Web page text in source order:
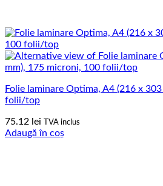
Folie laminare Optima, A4 (216 x
folii/top
75.12 lei TVA inclus
Adaugă în coș